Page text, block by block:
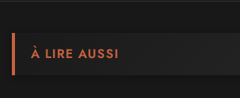
À LIRE AUSSI